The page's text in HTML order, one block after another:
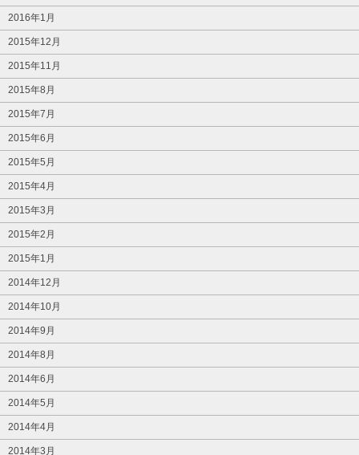
2016年1月
2015年12月
2015年11月
2015年8月
2015年7月
2015年6月
2015年5月
2015年4月
2015年3月
2015年2月
2015年1月
2014年12月
2014年10月
2014年9月
2014年8月
2014年6月
2014年5月
2014年4月
2014年3月